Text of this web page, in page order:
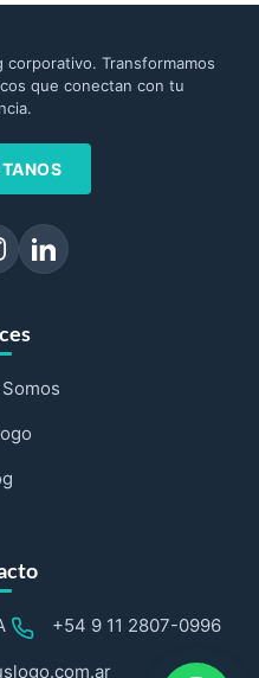
corporativo. Transformamos
que conectan con tu
+54 9 11 2807-0996